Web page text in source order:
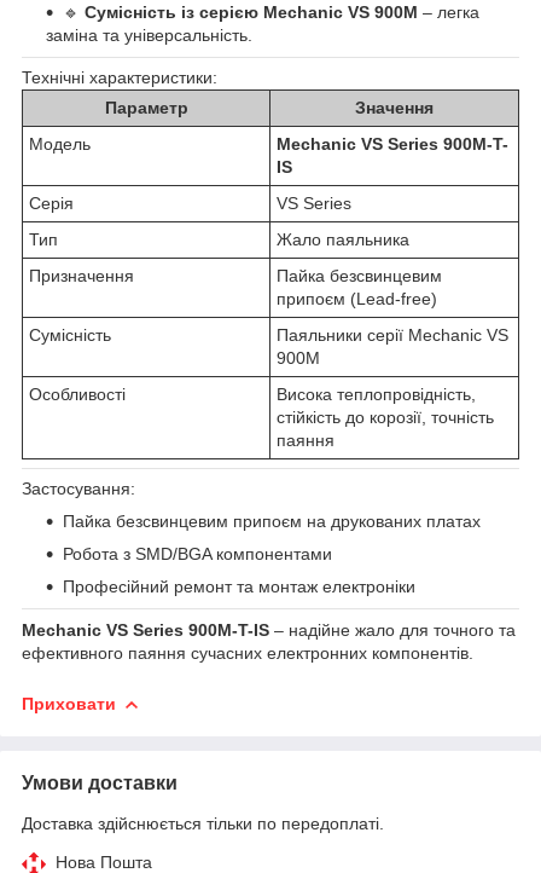
🔹 Сумісність із серією Mechanic VS 900M – легка
заміна та універсальність.
Технічні характеристики:
Параметр
Значення
Модель
Mechanic VS Series 900M-T-
IS
Серія
VS Series
Тип
Жало паяльника
Призначення
Пайка безсвинцевим
припоєм (Lead-free)
Сумісність
Паяльники серії Mechanic VS
900M
Особливості
Висока теплопровідність,
стійкість до корозії, точність
паяння
Застосування:
Пайка безсвинцевим припоєм на друкованих платах
Робота з SMD/BGA компонентами
Професійний ремонт та монтаж електроніки
Mechanic VS Series 900M-T-IS – надійне жало для точного та
ефективного паяння сучасних електронних компонентів.
Приховати
Умови доставки
Доставка здійснюється тільки по передоплаті.
Нова Пошта